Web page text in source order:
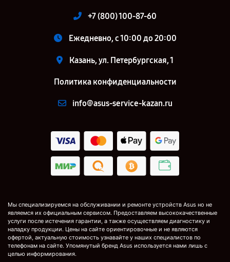
+7 (800) 100-87-60
Ежедневно, с 10:00 до 20:00
Казань, ул. Петербургская, 1
Политика конфиденциальности
info@asus-service-kazan.ru
Мы специализируемся на обслуживании и ремонте устройств Asus но не
являемся их официальным сервисом. Предоставляем высококачественные
услуги после истечения гарантии, а также осуществляем диагностику и
наладку продукции. Цены на сайте ориентировочные и не являются
офертой, актуальную стоимость узнавайте у наших специалистов по
телефонам на сайте. Упомянутый бренд Asus используется нами лишь с
целью информирования.